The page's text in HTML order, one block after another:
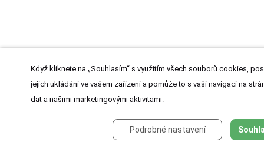
Když kliknete na „Souhlasím“ s využitím všech souborů cookies,
jejich ukládání ve vašem zařízení a pomůže to s vaší navigací na
dat a našimi marketingovými aktivitami.
Podrobné nastavení